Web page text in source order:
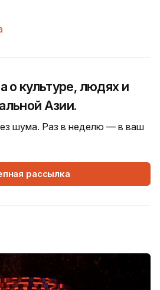
о культуре, людях и
Азии.
шума. Раз в неделю — в ваш
рассылка